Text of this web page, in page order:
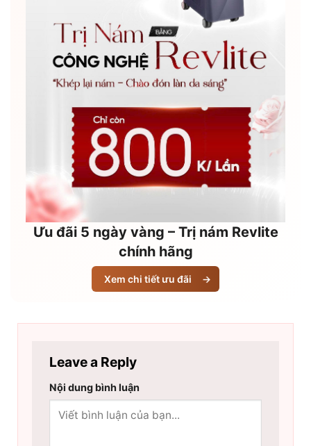
Ưu đãi 5 ngày vàng – Trị nám Revlite
chính hãng
Xem chi tiết ưu đãi →
Leave a Reply
Nội dung bình luận